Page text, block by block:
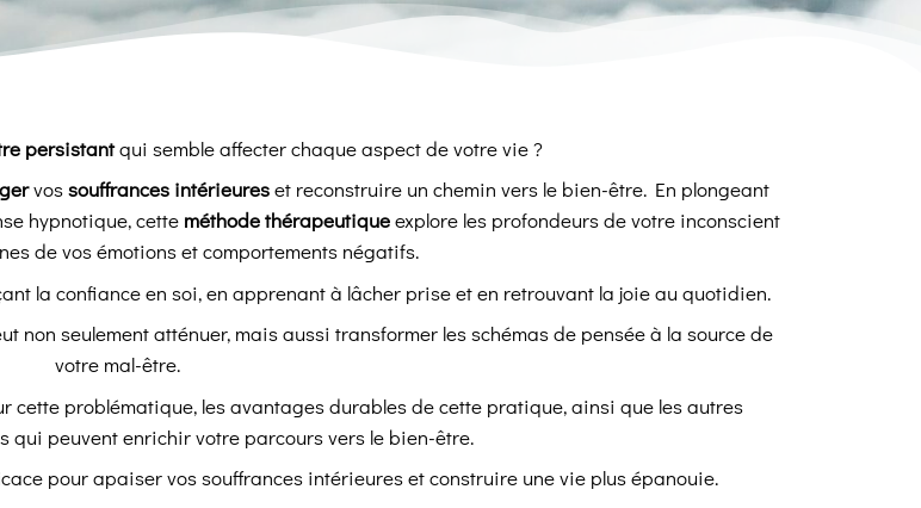
persistantqui semble affecter chaque aspect de votre vie ?
vossouffrances intérieureset reconstruire un chemin vers le bien-être. En plongeant
hypnotique, cette méthode thérapeutiqueexplore les profondeurs de votre inconscient
de vos émotions et comportements négatifs.
la confiance en soi, en apprenant à lâcher prise et en retrouvant la joie au quotidien.
non seulement atténuer, mais aussi transformer les schémas de pensée à la source de
votre mal-être.
cette problématique, les avantages durables de cette pratique, ainsi que les autres
qui peuvent enrichir votre parcours vers le bien-être.
pour apaiser vos souffrances intérieures et construire une vie plus épanouie.